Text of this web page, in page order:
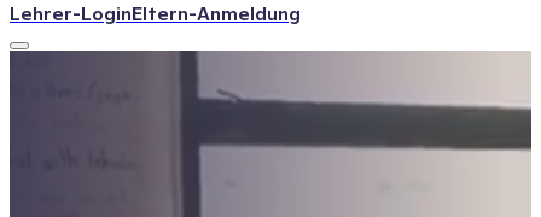
Lehrer-LoginEltern-Anmeldung